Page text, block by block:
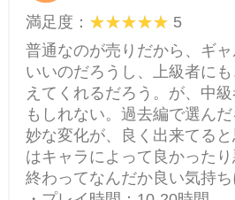
満足度：
5
普通なのが売りだから、ギ
いいのだろうし、上級者に
えてくれるだろう。が、中
もしれない。過去編で選ん
妙な変化が、良く出来てる
はキャラによって良かったり
終わってなんだか良い気持ち